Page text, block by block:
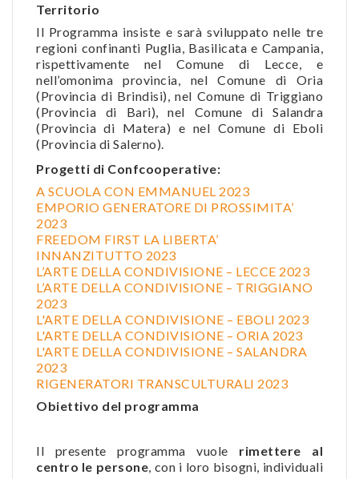
Territorio
Il Programma insiste e sarà sviluppato nelle tre
regioni confinanti Puglia, Basilicata e Campania,
rispettivamente nel Comune di Lecce, e
nell’omonima provincia, nel Comune di Oria
(Provincia di Brindisi), nel Comune di Triggiano
(Provincia di Bari), nel Comune di Salandra
(Provincia di Matera) e nel Comune di Eboli
(Provincia di Salerno).
Progetti di Confcooperative:
A SCUOLA CON EMMANUEL 2023
EMPORIO GENERATORE DI PROSSIMITA’
2023
FREEDOM FIRST LA LIBERTA’
INNANZITUTTO 2023
L’ARTE DELLA CONDIVISIONE – LECCE 2023
L’ARTE DELLA CONDIVISIONE – TRIGGIANO
2023
L'ARTE DELLA CONDIVISIONE – EBOLI 2023
L'ARTE DELLA CONDIVISIONE – ORIA 2023
L'ARTE DELLA CONDIVISIONE – SALANDRA
2023
RIGENERATORI TRANSCULTURALI 2023
Obiettivo del programma
Il presente programma vuole rimettere al
centro le persone, con i loro bisogni, individuali